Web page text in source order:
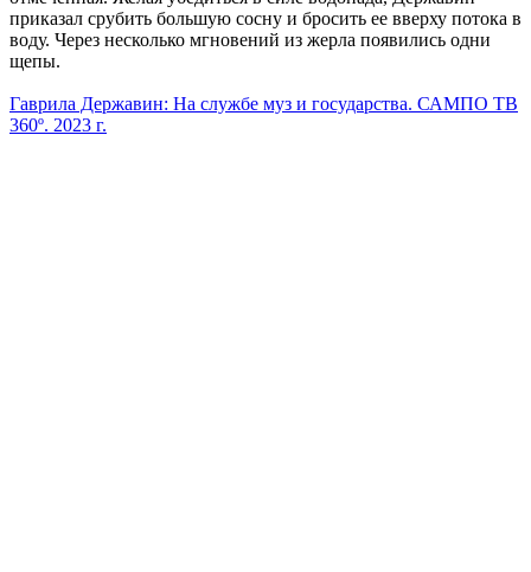
приказал срубить большую сосну и бросить ее вверху потока в
воду. Через несколько мгновений из жерла появились одни
щепы.
Гаврила Державин: На службе муз и государства. САМПО ТВ
360º. 2023 г.